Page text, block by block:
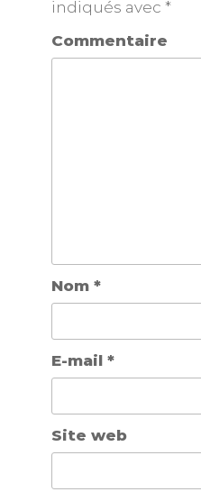
indiqués avec *
Commentaire
Nom *
E-mail *
Site web